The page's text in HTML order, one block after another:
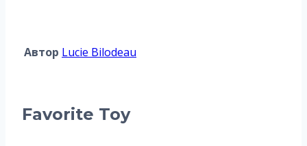
Автор Lucie Bilodeau
Favorite Toy